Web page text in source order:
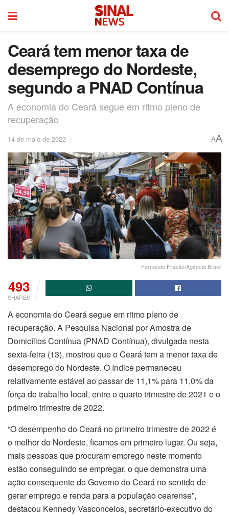
Ceará tem menor taxa de
desemprego do Nordeste,
segundo a PNAD Contínua
A economia do Ceará segue em ritmo pleno de
recuperação
14 de maio de 2022 AA
Fernando Frazão/Agência Brasil
493
SHARES
A economia do Ceará segue em ritmo pleno de
recuperação. A Pesquisa Nacional por Amostra de
Domicílios Contínua (PNAD Contínua), divulgada nesta
sexta-feira (13), mostrou que o Ceará tem a menor taxa de
desemprego do Nordeste. O índice permaneceu
relativamente estável ao passar de 11,1% para 11,0% da
força de trabalho local, entre o quarto trimestre de 2021 e o
primeiro trimestre de 2022.
“O desempenho do Ceará no primeiro trimestre de 2022 é
o melhor do Nordeste, ficamos em primeiro lugar. Ou seja,
mais pessoas que procuram emprego neste momento
estão conseguindo se empregar, o que demonstra uma
ação consequente do Governo do Ceará no sentido de
gerar emprego e renda para a população cearense”,
destacou Kennedy Vasconcelos, secretário-executivo do